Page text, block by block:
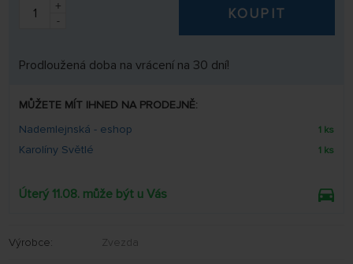
+
-
KOUPIT
Prodloužená doba na vrácení na 30 dní!
MŮŽETE MÍT IHNED NA PRODEJNĚ:
Nademlejnská - eshop
1 ks
Karolíny Světlé 1 ks
Úterý 11.08. může být u Vás
Výrobce: Zvezda